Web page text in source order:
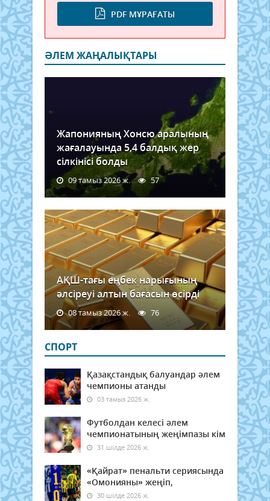
PDF МҰРАҒАТЫ
ӘЛЕМ ЖАҢАЛЫҚТАРЫ
Жапонияның Хонсю аралының
жағалауында 5,4 балдық жер
сілкінісі болды
09 тамыз 2026 ж. 57
АҚШ-тағы еңбек нарығының
әлсіреуі алтын бағасын өсірді
08 тамыз 2026 ж. 76
СПОРТ
Қазақстандық балуандар әлем
чемпионы атанды
03 тамыз 2026 ж.
Футболдан келесі әлем
чемпионатының жеңімпазы кім
31 шілде 2026 ж.
«Қайрат» пенальти сериясында
«Омонияны» жеңіп,
30 шілде 2026 ж.